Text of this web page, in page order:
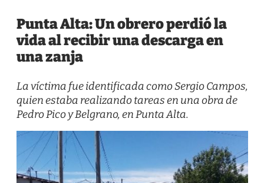
Punta Alta: Un obrero perdió la
vida al recibir una descarga en
una zanja
La víctima fue identificada como Sergio Campos,
quien estaba realizando tareas en una obra de
Pedro Pico y Belgrano, en Punta Alta.